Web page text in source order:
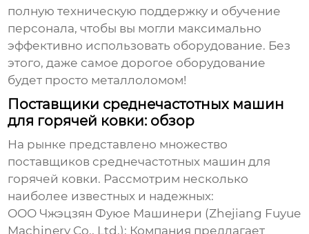
полную техническую поддержку и обучение
персонала, чтобы вы могли максимально
эффективно использовать оборудование. Без
этого, даже самое дорогое оборудование
будет просто металлоломом!
Поставщики среднечастотных машин
для горячей ковки: обзор
На рынке представлено множество
поставщиков среднечастотных машин для
горячей ковки. Рассмотрим несколько
наиболее известных и надежных:
ООО Чжэцзян Фуюе Машинери (Zhejiang Fuyue
Machinery Co., Ltd.): Компания предлагает